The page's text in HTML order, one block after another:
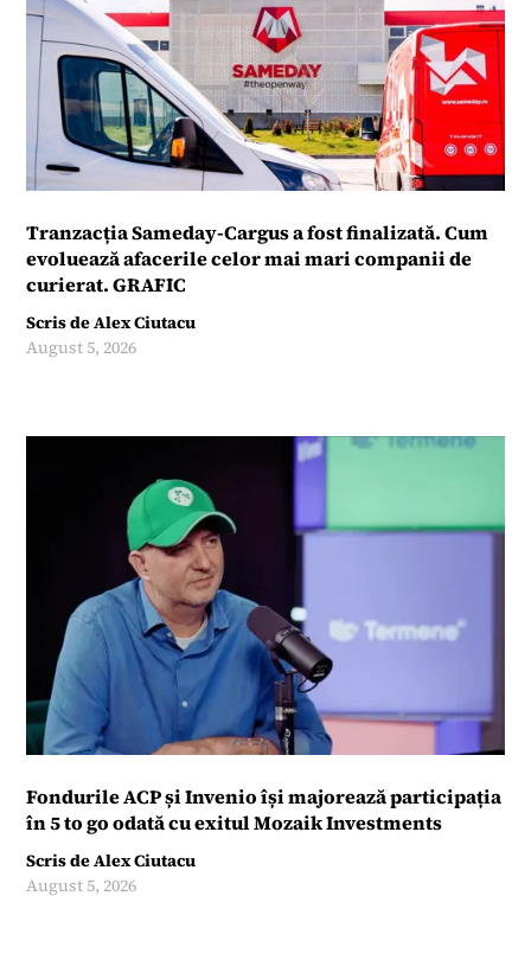
Tranzacția Sameday-Cargus a fost finalizată. Cum
evoluează afacerile celor mai mari companii de
curierat. GRAFIC
Scris deAlex Ciutacu
August 5, 2026
Fondurile ACP și Invenio își majorează participația
în 5 to go odată cu exitul Mozaik Investments
Scris deAlex Ciutacu
August 5, 2026